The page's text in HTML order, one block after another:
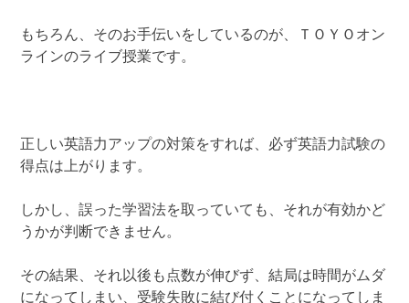
もちろん、そのお手伝いをしているのが、ＴＯＹＯオン
ラインのライブ授業です。
正しい英語力アップの対策をすれば、必ず英語力試験の
得点は上がります。
しかし、誤った学習法を取っていても、それが有効かど
うかが判断できません。
その結果、それ以後も点数が伸びず、結局は時間がムダ
になってしまい、受験失敗に結び付くことになってしま